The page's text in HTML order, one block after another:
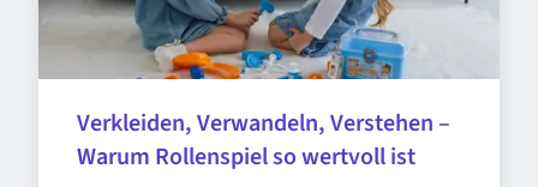
Verkleiden, Verwandeln, Verstehen –
Warum Rollenspiel so wertvoll ist